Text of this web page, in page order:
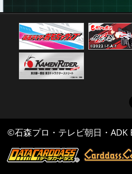
©石森プロ・テレビ朝日・